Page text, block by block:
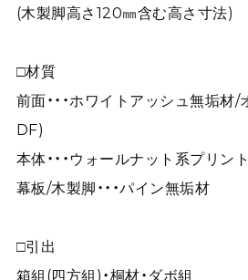
(木製脚高さ120㎜含む高さ寸法)
□材質
前面・・・ホワイトアッシュ無垢
DF)
本体・・・ウォールナット系プリン
幕板/木製脚・・・パイン無垢材
□引出
箱組(四方組)・桐材・ダボ組